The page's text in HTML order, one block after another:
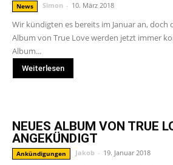
News Simon - 10. März 2018
Wir kündigten es bereits im Januar an, doch
Album von True Love werden jetzt immer
Album...
Weiterlesen
NEUES ALBUM VON TRUE
ANGEKÜNDIGT
Ankündigungen Jakob - 19. Januar 2018